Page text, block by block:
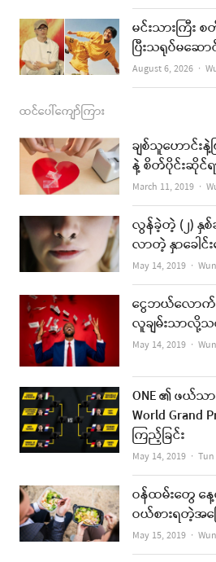
မင်းသားကြီး
ပြီးသရုပ်မဆေ
August 6, 2026
ထင်ပေါ်ကျော်ကြား
ချစ်သူဟောင်း
နဲ့ စိတ်ပိုင်းဆိုင်
March 11, 2019
လွန်ခဲ့တဲ့ (၂) နှ
လာတဲ့ နှာခေါင်
May 14, 2019
ငွေဘယ်လောက်
လူချမ်းသာ
May 14, 2019
ONE ၏ ဖယ်သ
World Grand
ကြည့်ခြင်း
May 14, 2019
ဝန်ထမ်းတွေ
ဝယ်စားရတဲ့အကြ
May 15, 2019